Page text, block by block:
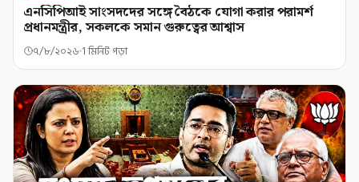
এনসিপিআই সাংসদদের সঙ্গে বৈঠকে যোগা করার পরামর্শ
প্রধানমন্ত্রীর, সকলকে সমান গুরুত্বের আশ্বাস
৭/৮/২০২৬ 1 মিনিট পড়া